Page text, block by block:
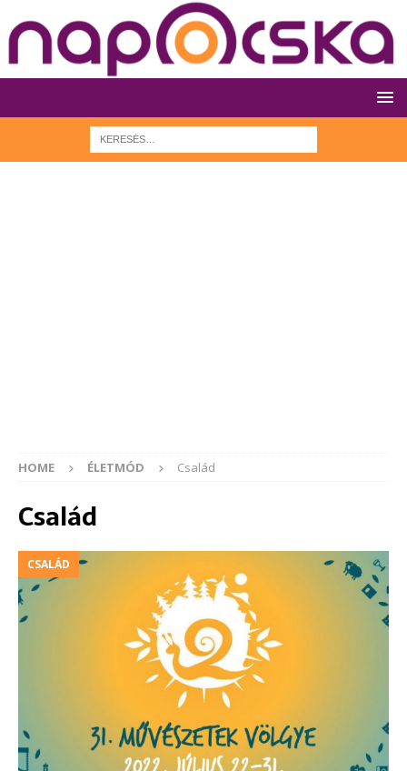
HOME ÉLETMÓD Család
Család
CSALÁD